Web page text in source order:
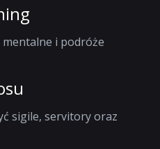
i podróże
sigile, servitory oraz